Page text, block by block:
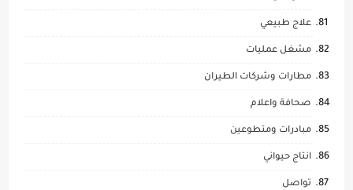
علاج طبيعي
مشغل عمليات
مطارات وشركات الطيران
صحافة واعلام
مبادرات ومتطوعين
انتاج حيواني
تواصل